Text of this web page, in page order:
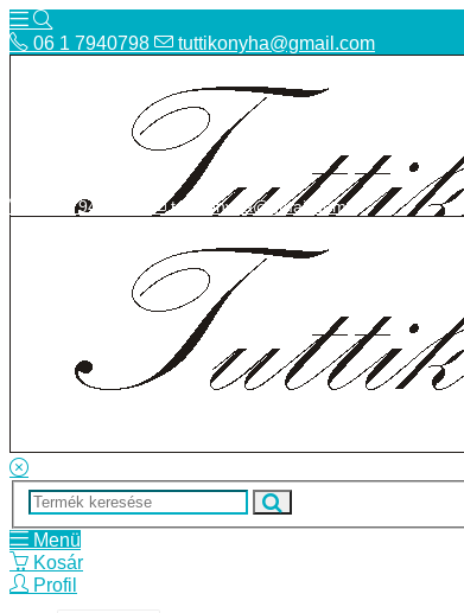
06 1 7940798 tuttikonyha@gmail.com
Bolt
ÁSZF
06 1 7940798 tuttikonyha@gmail.com
Menü
Kosár
Profil